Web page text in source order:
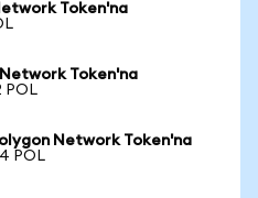
Token'na
Token'na
POL
Network Token'na
POL